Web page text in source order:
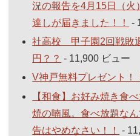
況の報告を4月15日（火
達しが届きました！！
-
社高校 甲子園2回戦敗
円？？ - 11,900 ビュー
V神戸無料プレゼント！
【和食】お好み焼き食
焼の喃風。食べ放題な
告はやめなさい！！
-